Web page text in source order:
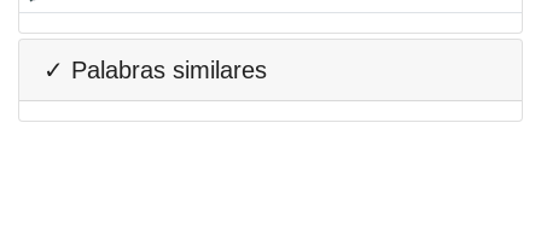
✓ Palabras similares